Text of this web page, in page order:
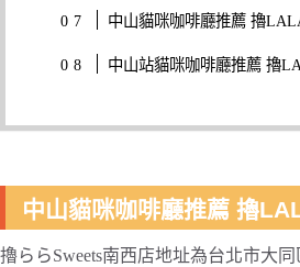
中山貓咪咖啡廳推薦 擼
中山站貓咪咖啡廳推薦 擼
中山貓咪咖啡廳推薦 擼
擼ららSweets南西店地址為台北市大